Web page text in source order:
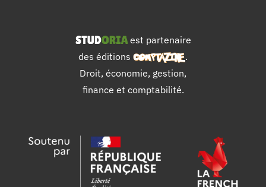
est partenaire
des éditions
.
Droit, économie, gestion,
finance et comptabilité.